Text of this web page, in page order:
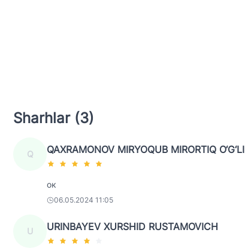
Sharhlar (3)
Q QAXRAMONOV MIRYOQUB MIRORTIQ O‘G‘LI
ок
06.05.2024 11:05
U URINBAYEV XURSHID RUSTAMOVICH